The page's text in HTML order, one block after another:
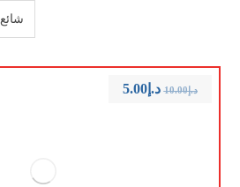
د.إ10.00 د.إ5.00